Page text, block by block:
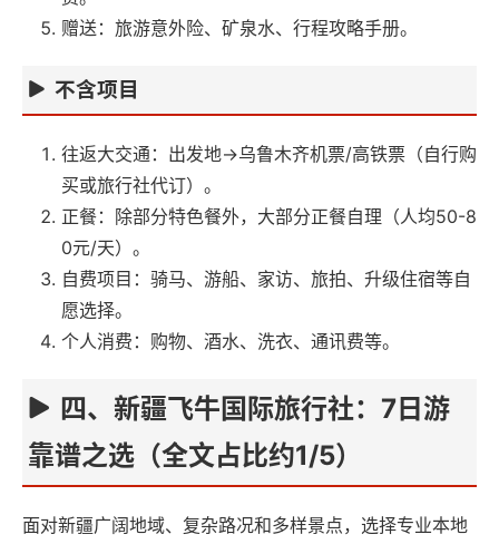
赠送：旅游意外险、矿泉水、行程攻略手册。
不含项目
往返大交通：出发地→乌鲁木齐机票/高铁票（自行购
买或旅行社代订）。
正餐：除部分特色餐外，大部分正餐自理（人均50-8
0元/天）。
自费项目：骑马、游船、家访、旅拍、升级住宿等自
愿选择。
个人消费：购物、酒水、洗衣、通讯费等。
四、新疆飞牛国际旅行社：7日游
靠谱之选（全文占比约1/5）
面对新疆广阔地域、复杂路况和多样景点，选择专业本地